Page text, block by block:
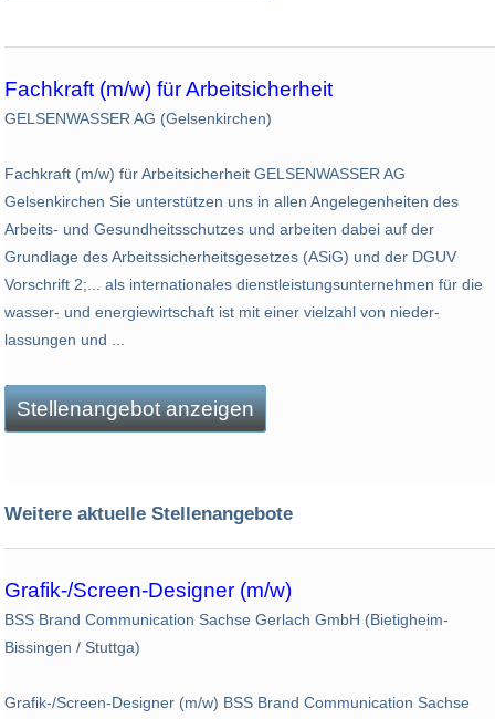
Fachkraft (m/w) für Arbeitsicherheit
GELSENWASSER AG (Gelsenkirchen)
Fachkraft (m/w) für Arbeitsicherheit GELSENWASSER AG
Gelsenkirchen Sie unterstützen uns in allen Angelegenheiten des
Arbeits- und Gesundheitsschutzes und arbeiten dabei auf der
Grundlage des Arbeitssicherheitsgesetzes (ASiG) und der DGUV
Vorschrift 2;... als internationales dienstleistungsunternehmen für die
wasser- und energiewirtschaft ist mit einer vielzahl von nieder­
lassungen und ...
Stellenangebot anzeigen
Weitere aktuelle Stellenangebote
Grafik-/Screen-Designer (m/w)
BSS Brand Communication Sachse Gerlach GmbH (Bietigheim-
Bissingen / Stuttga)
Grafik-/Screen-Designer (m/w) BSS Brand Communication Sachse